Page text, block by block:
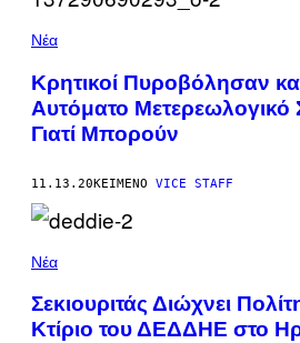
Νέα
Κρητικοί Πυροβόλησαν
Αυτόματο Μετερεωλογικό
Γιατί Μπορούν
11.13.20ΚΕΊΜΕΝΟ VICE STAFF
Νέα
Σεκιουριτάς Διώχνει
Κτίριο του ΔΕΔΔΗΕ στο